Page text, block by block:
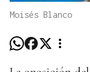
Moisés Blanco